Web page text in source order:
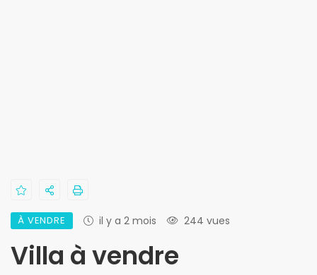
À VENDRE il y a 2 mois 244 vues
Villa à vendre